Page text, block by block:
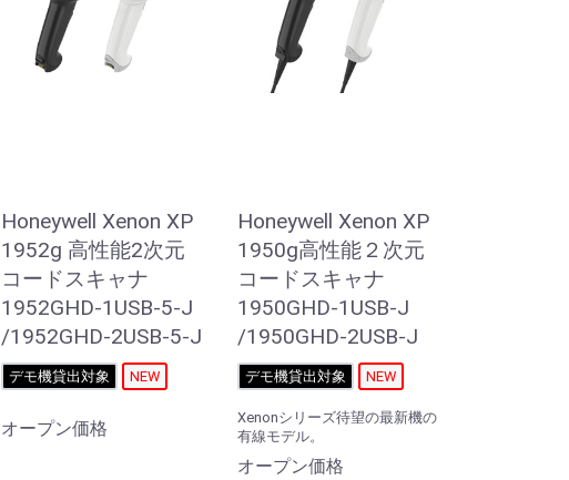
Honeywell Xenon XP
1952g 高性能2次元
コードスキャナ
1952GHD-1USB-5-J
/1952GHD-2USB-5-J
デモ機貸出対象 NEW
オープン価格
Honeywell Xenon XP
1950g高性能２次元
コードスキャナ
1950GHD-1USB-J
/1950GHD-2USB-J
デモ機貸出対象 NEW
Xenonシリーズ待望の最新機の
有線モデル。
オープン価格